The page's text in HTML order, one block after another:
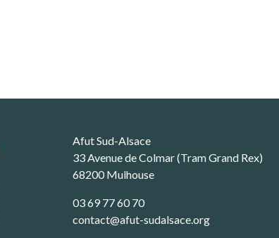
Afut Sud-Alsace
33 Avenue de Colmar (Tram Grand Rex)
68200 Mulhouse
03 69 77 60 70
contact@afut-sudalsace.org